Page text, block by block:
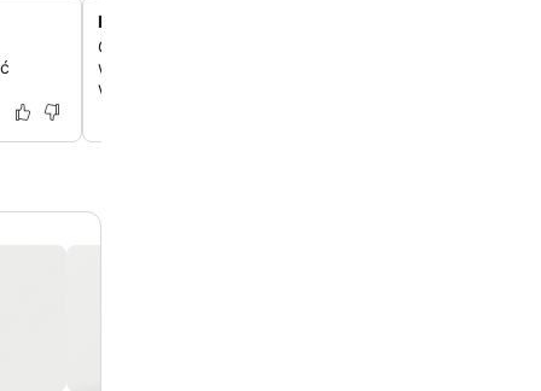
Nowoczesne pokoje z widokiem na miasto
Odpocznij w funkcjonalnych i czystych pokojach z
wystrojem i wygodnymi łóżkami. Wybrane pokoje
widoki na miasto.